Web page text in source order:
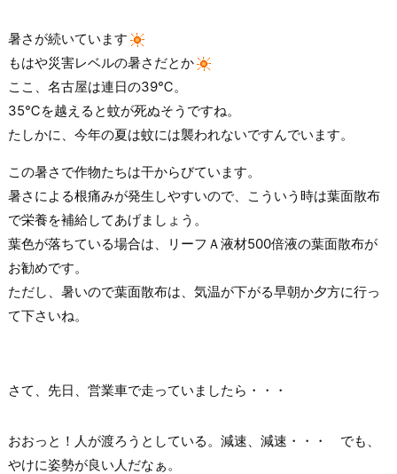
暑さが続いています
もはや災害レベルの暑さだとか
ここ、名古屋は連日の39℃。
35℃を越えると蚊が死ぬそうですね。
たしかに、今年の夏は蚊には襲われないですんでいます。
この暑さで作物たちは干からびています。
暑さによる根痛みが発生しやすいので、こういう時は葉面散布
で栄養を補給してあげましょう。
葉色が落ちている場合は、リーフＡ液材500倍液の葉面散布が
お勧めです。
ただし、暑いので葉面散布は、気温が下がる早朝か夕方に行っ
て下さいね。
さて、先日、営業車で走っていましたら・・・
おおっと！人が渡ろうとしている。減速、減速・・・ でも、
やけに姿勢が良い人だなぁ。